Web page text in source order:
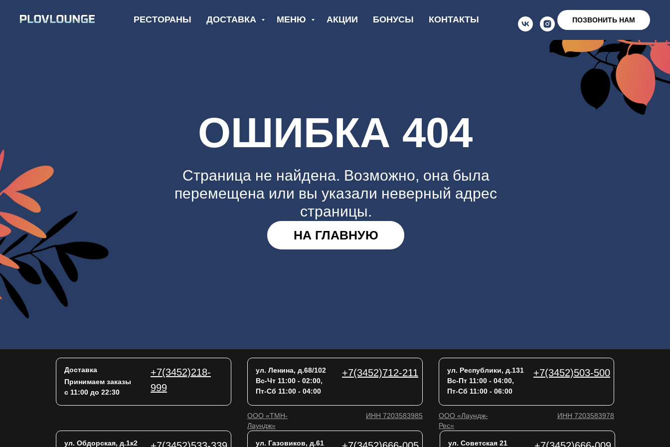
РЕСТОРАНЫ ДОСТАВКА МЕНЮ АКЦИИ БОНУСЫ КОНТАКТЫ ПОЗВОНИТЬ НАМ
ОШИБКА 404
Страница не найдена. Возможно, она была
перемещена или вы указали неверный адрес
страницы.
НА ГЛАВНУЮ
ООО «Лаундж-
Рес»
ИНН 7203583978
+7(3452)503-500
ул. Республики, д.131
Вс-Пт 11:00 - 04:00,
Пт-Сб 11:00 - 06:00
ООО «ТМН-
Лаундж»
ИНН 7203583985
+7(3452)712-211
ул. Ленина, д.68/102
Вс-Чт 11:00 - 02:00,
Пт-Сб 11:00 - 04:00
+7(3452)218-
999
Принимаем заказы
с 11:00 до 22:30
Доставка
ул. Обдорская, д.1к2 ул. Советская 21
ул. Газовиков, д.61